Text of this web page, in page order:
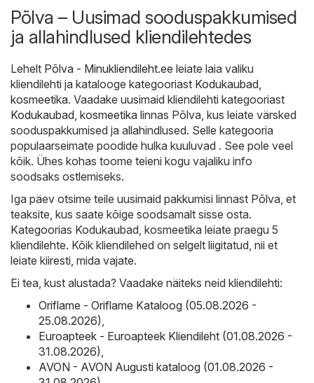
Põlva – Uusimad sooduspakkumised
ja allahindlused kliendilehtedes
Lehelt Põlva - Minukliendileht.ee leiate laia valiku
kliendilehti ja katalooge kategooriast Kodukaubad,
kosmeetika. Vaadake uusimaid kliendilehti kategooriast
Kodukaubad, kosmeetika linnas Põlva, kus leiate värsked
sooduspakkumised ja allahindlused. Selle kategooria
populaarseimate poodide hulka kuuluvad . See pole veel
kõik. Ühes kohas toome teieni kogu vajaliku info
soodsaks ostlemiseks.
Iga päev otsime teile uusimaid pakkumisi linnast Põlva, et
teaksite, kus saate kõige soodsamalt sisse osta.
Kategoorias Kodukaubad, kosmeetika leiate praegu 5
kliendilehte. Kõik kliendilehed on selgelt liigitatud, nii et
leiate kiiresti, mida vajate.
Ei tea, kust alustada? Vaadake näiteks neid kliendilehti:
Oriflame - Oriflame Kataloog (05.08.2026 -
25.08.2026)
Euroapteek - Euroapteek Kliendileht (01.08.2026 -
31.08.2026)
AVON - AVON Augusti kataloog (01.08.2026 -